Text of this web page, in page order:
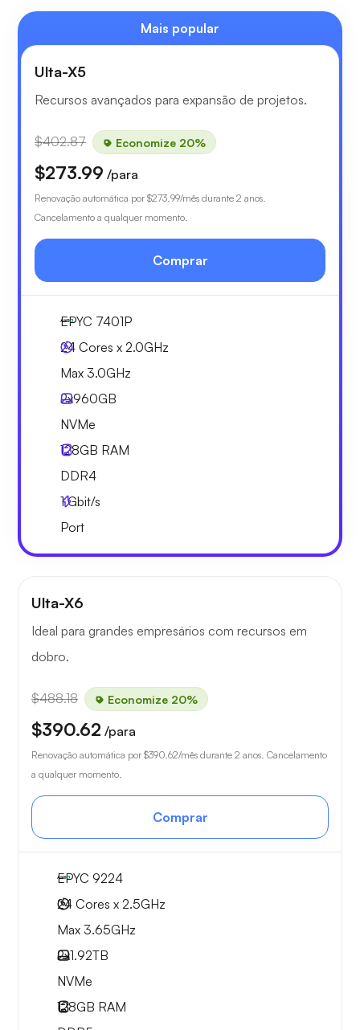
Mais popular
Ulta-X5
Recursos avançados para expansão de projetos.
$402.87 Economize 20%
$273.99 /para
Renovação automática por $273.99/mês durante 2 anos.
Cancelamento a qualquer momento.
Comprar
EPYC 7401P
24 Cores x 2.0GHz
Max 3.0GHz
2x960GB
NVMe
128GB RAM
DDR4
1Gbit/s
Port
Ulta-X6
Ideal para grandes empresários com recursos em
dobro.
$488.18 Economize 20%
$390.62 /para
Renovação automática por $390.62/mês durante 2 anos. Cancelamento
a qualquer momento.
Comprar
EPYC 9224
24 Cores x 2.5GHz
Max 3.65GHz
2x1.92TB
NVMe
128GB RAM